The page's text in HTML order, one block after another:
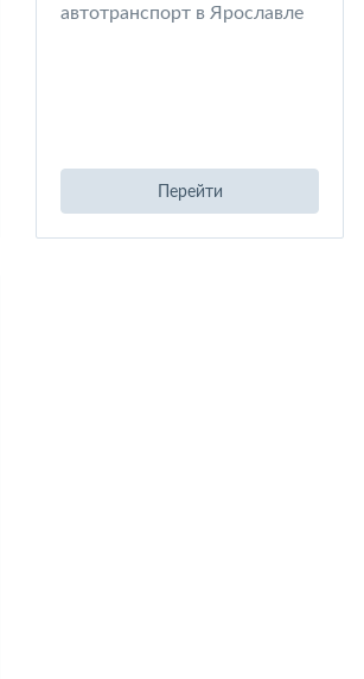
автотранспорт в Ярославле
Перейти